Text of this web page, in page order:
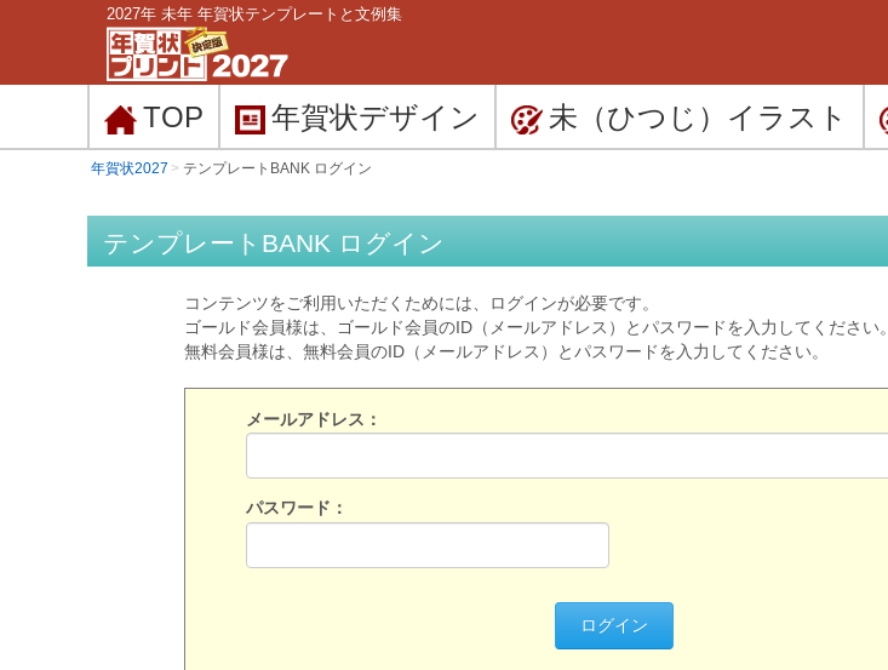
2027年 未年 年賀状テンプレートと文例集
TOP 年賀状デザイン 未（ひつじ） イラスト
年賀状2027 テンプレートBANK ログイン
テンプレートBANK ログイン
コンテンツをご利用いただくためには、ログインが必要です。
ゴールド会員様は、ゴールド会員のID（メールアドレス）とパスワードを入力してください。
無料会員様は、無料会員のID（メールアドレス）とパスワードを入力してください。
メールアドレス：
パスワード：